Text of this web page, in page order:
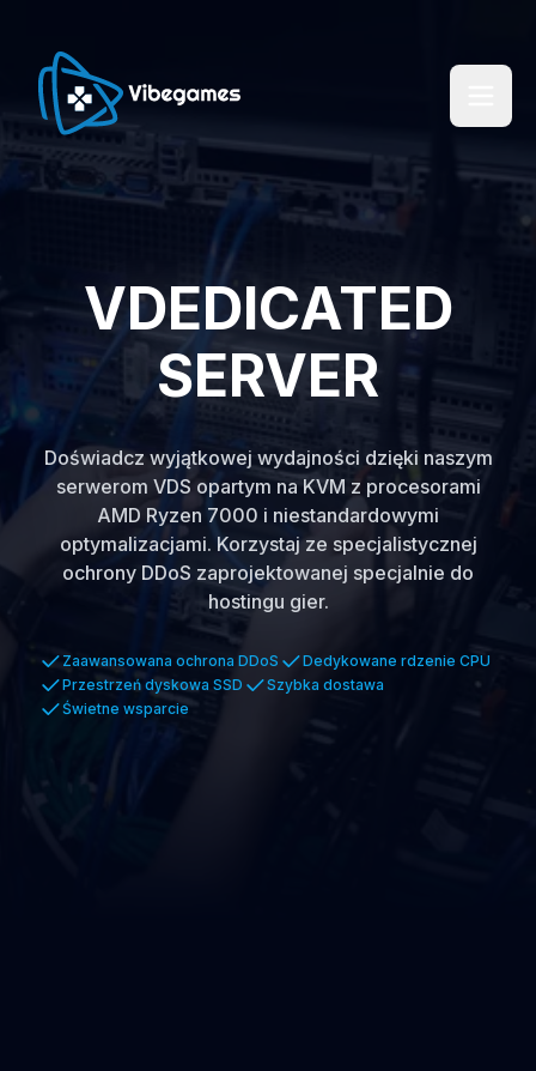
VDEDICATED
SERVER
Doświadcz wyjątkowej wydajności dzięki naszym
serwerom VDS opartym na KVM z procesorami
AMD Ryzen 7000 i niestandardowymi
optymalizacjami. Korzystaj ze specjalistycznej
ochrony DDoS zaprojektowanej specjalnie do
hostingu gier.
Zaawansowana ochrona DDoS
Dedykowane rdzenie CPU
Przestrzeń dyskowa SSD
Szybka dostawa
Świetne wsparcie